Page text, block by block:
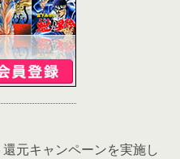
元キャンペーンを実施し